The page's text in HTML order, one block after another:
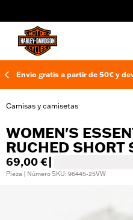
Envío gratis a partir de 50€ y
Camisas y camisetas
WOMEN'S
RUCHED SHORT
69,00 €
Pieza | Número SKU: 96445-25VW